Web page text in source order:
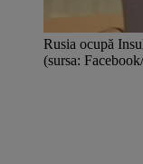
Rusia ocupă
(sursa: